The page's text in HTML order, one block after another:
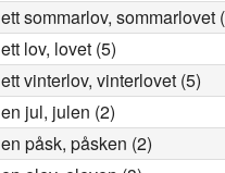
ett sommarlov, sommarlovet
ett lov, lovet (5)
ett vinterlov, vinterlovet (5)
en jul, julen (2)
en påsk, påsken (2)